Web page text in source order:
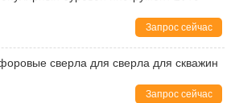
Запрос сейчас
сверла для сверла для скважин
Запрос сейчас